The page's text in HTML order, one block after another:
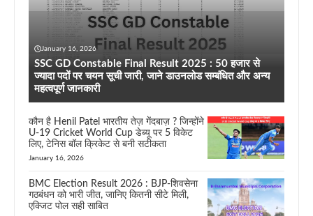
January 16, 2026
SSC GD Constable Final Result 2025 : 50 हजार से
ज्यादा पदों पर चयन सूची जारी, जाने डाउनलोड सम्बंधित और अन्य
महत्वपूर्ण जानकारी
कौन है Henil Patel भारतीय तेज़ गेंदबाज़ ? जिन्होंने
U-19 Cricket World Cup डेब्यू पर 5 विकेट
लिए, टेनिस बॉल क्रिकेट से बनी सटीकता
January 16, 2026
BMC Election Result 2026 : BJP-शिवसेना
गठबंधन को भारी जीत, जानिए कितनी सीटे मिली,
एक्जिट पोल सही साबित